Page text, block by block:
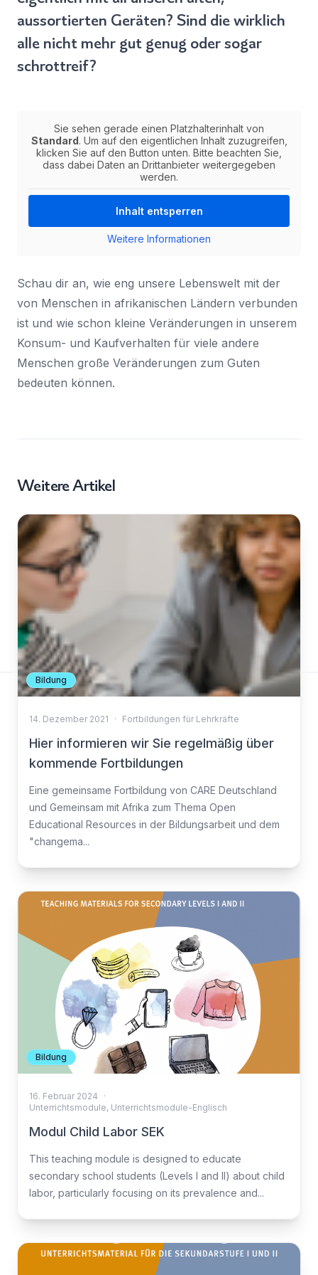
aussortierten Geräten? Sind die wirklich
alle nicht mehr gut genug oder sogar
schrottreif?
Sie sehen gerade einen Platzhalterinhalt von
Standard. Um auf den eigentlichen Inhalt zuzugreifen,
klicken Sie auf den Button unten. Bitte beachten Sie,
dass dabei Daten an Drittanbieter weitergegeben
werden.
Inhalt entsperren
Weitere Informationen
Schau dir an, wie eng unsere Lebenswelt mit der
von Menschen in afrikanischen Ländern verbunden
ist und wie schon kleine Veränderungen in unserem
Konsum- und Kaufverhalten für viele andere
Menschen große Veränderungen zum Guten
bedeuten können.
Weitere Artikel
Bildung
14. Dezember 2021 · Fortbildungen für Lehrkräfte
Hier informieren wir Sie regelmäßig über
kommende Fortbildungen
Eine gemeinsame Fortbildung von CARE Deutschland
und Gemeinsam mit Afrika zum Thema Open
Educational Resources in der Bildungsarbeit und dem
"changema...
Bildung
16. Februar 2024
·
Unterrichtsmodule, Unterrichtsmodule-Englisch
Modul Child Labor SEK
This teaching module is designed to educate
secondary school students (Levels I and II) about child
labor, particularly focusing on its prevalence and...